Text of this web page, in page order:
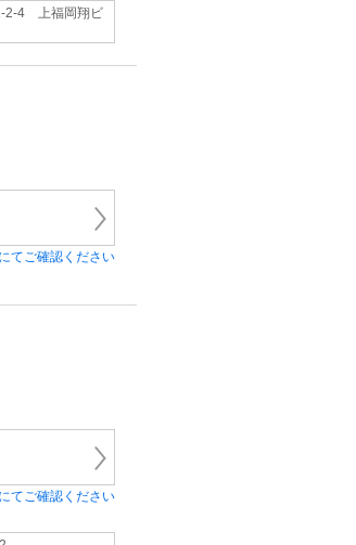
2-4 上福岡翔ビ
てご確認ください
てご確認ください